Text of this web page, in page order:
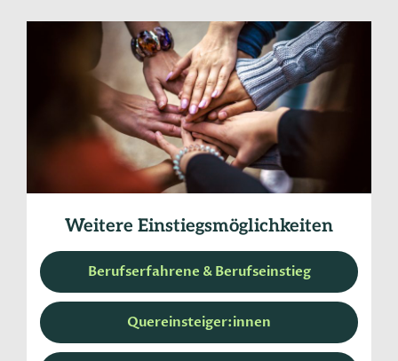
Weitere Einstiegsmöglichkeiten
Berufserfahrene & Berufseinstieg
Quereinsteiger:innen